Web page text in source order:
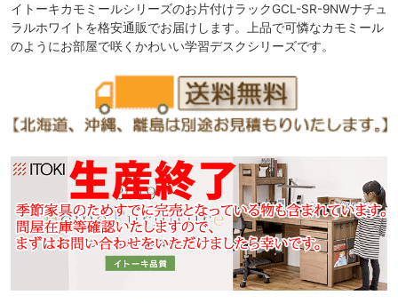
イトーキカモミールシリーズのお片付けラックGCL-SR-9NWナチュ
ラルホワイトを格安通販でお届けします。上品で可憐なカモミール
のようにお部屋で咲くかわいい学習デスクシリーズです。